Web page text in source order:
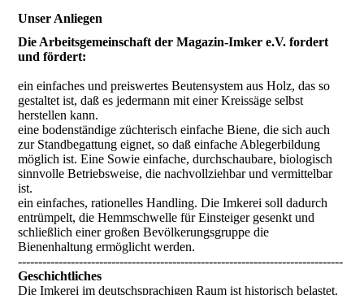
Unser Anliegen
Die Arbeitsgemeinschaft der Magazin-Imker e.V. fordert
und fördert:
ein einfaches und preiswertes Beutensystem aus Holz, das so
gestaltet ist, daß es jedermann mit einer Kreissäge selbst
herstellen kann.
eine bodenständige züchterisch einfache Biene, die sich auch
zur Standbegattung eignet, so daß einfache Ablegerbildung
möglich ist. Eine Sowie einfache, durchschaubare, biologisch
sinnvolle Betriebsweise, die nachvollziehbar und vermittelbar
ist.
ein einfaches, rationelles Handling. Die Imkerei soll dadurch
entrümpelt, die Hemmschwelle für Einsteiger gesenkt und
schließlich einer großen Bevölkerungsgruppe die
Bienenhaltung ermöglicht werden.
--------------------------------------------------------------------------------
Geschichtliches
Die Imkerei im deutschsprachigen Raum ist historisch belastet.